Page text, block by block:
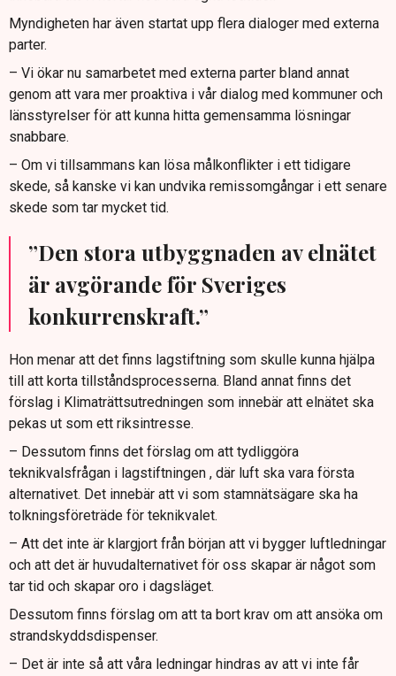
Myndigheten har även startat upp flera dialoger med externa
parter.
– Vi ökar nu samarbetet med externa parter bland annat
genom att vara mer proaktiva i vår dialog med kommuner och
länsstyrelser för att kunna hitta gemensamma lösningar
snabbare.
– Om vi tillsammans kan lösa målkonflikter i ett tidigare
skede, så kanske vi kan undvika remissomgångar i ett senare
skede som tar mycket tid.
”Den stora utbyggnaden av elnätet
är avgörande för Sveriges
konkurrenskraft.”
Hon menar att det finns lagstiftning som skulle kunna hjälpa
till att korta tillståndsprocesserna. Bland annat finns det
förslag i Klimaträttsutredningen som innebär att elnätet ska
pekas ut som ett riksintresse.
– Dessutom finns det förslag om att tydliggöra
teknikvalsfrågan i lagstiftningen , där luft ska vara första
alternativet. Det innebär att vi som stamnätsägare ska ha
tolkningsföreträde för teknikvalet.
– Att det inte är klargjort från början att vi bygger luftledningar
och att det är huvudalternativet för oss skapar är något som
tar tid och skapar oro i dagsläget.
Dessutom finns förslag om att ta bort krav om att ansöka om
strandskyddsdispenser.
– Det är inte så att våra ledningar hindras av att vi inte får